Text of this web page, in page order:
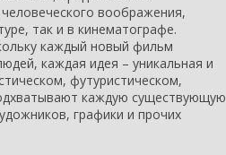
воображения,
так и в кинематографе.
каждый новый фильм
каждая идея – уникальная и
футуристическом,
каждую существующую
графики и прочих